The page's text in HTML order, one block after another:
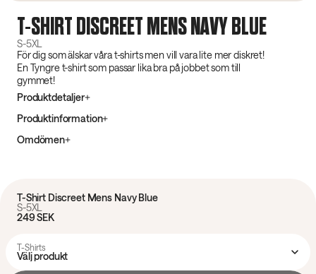
T-SHIRT DISCREET MENS NAVY BLUE
S-5XL
För dig som älskar våra t-shirts men vill vara lite mer diskret!
En Tyngre t-shirt som passar lika bra på jobbet som till
gymmet!
Produktdetaljer
Produktinformation
Omdömen
T-Shirt Discreet Mens Navy Blue
S-5XL
249 SEK
T-Shirts
Välj produkt